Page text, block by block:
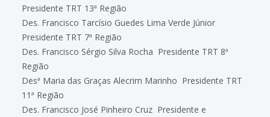
Presidente TRT 13ª Região
Des. Francisco Tarcísio Guedes Lima Verde Júnior 
Presidente TRT 7ª Região
Des. Francisco Sérgio Silva Rocha  Presidente TRT 8ª
Região
Desª Maria das Graças Alecrim Marinho  Presidente TRT
11ª Região
Des. Francisco José Pinheiro Cruz  Presidente e